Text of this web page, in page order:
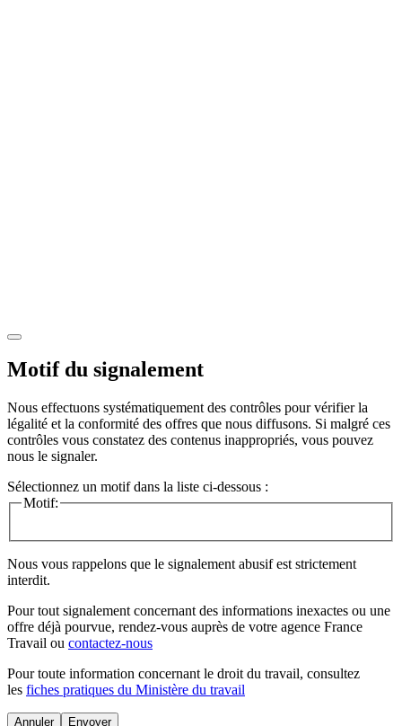
Motif du signalement
Nous effectuons systématiquement des contrôles pour vérifier la
légalité et la conformité des offres que nous diffusons. Si malgré ces
contrôles vous constatez des contenus inappropriés, vous pouvez
nous le signaler.
Sélectionnez un motif dans la liste ci-dessous :
Motif:
Nous vous rappelons que le signalement abusif est strictement
interdit.
Pour tout signalement concernant des informations inexactes ou une
offre déjà pourvue, rendez-vous auprès de votre agence France
Travail ou contactez-nous
Pour toute information concernant le droit du travail, consultez
les fiches pratiques du Ministère du travail
Annuler